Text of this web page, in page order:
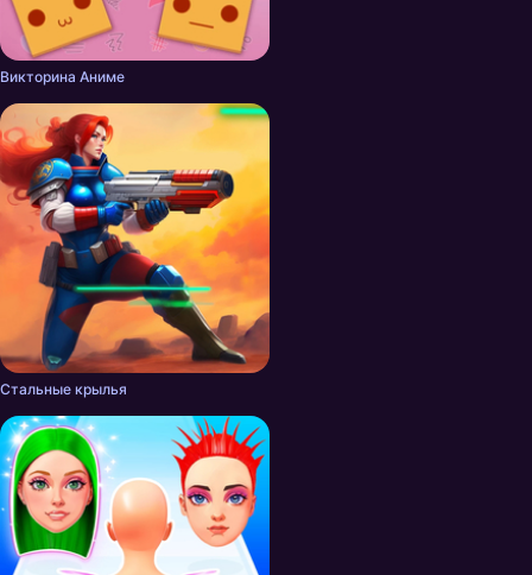
Викторина Аниме
Стальные крылья